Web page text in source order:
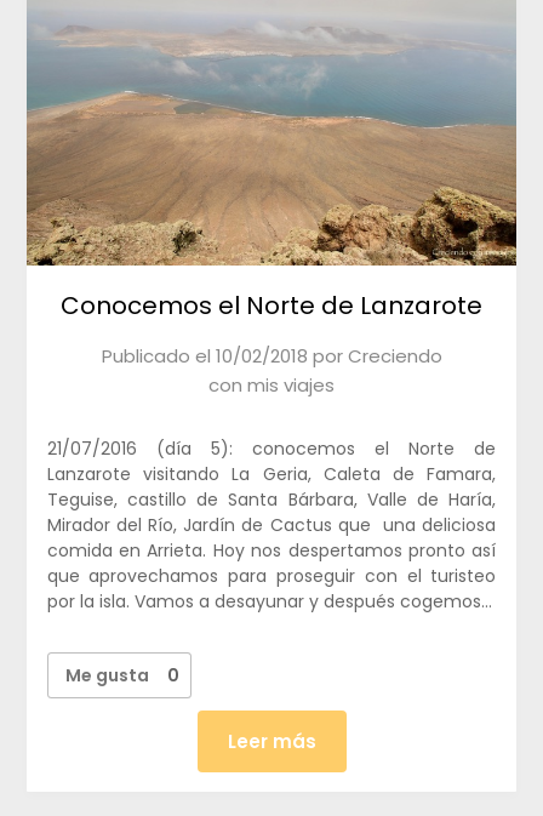
Conocemos el Norte de Lanzarote
Publicado el 10/02/2018 porCreciendo
con mis viajes
21/07/2016 (día 5): conocemos el Norte de
Lanzarote visitando La Geria, Caleta de Famara,
Teguise, castillo de Santa Bárbara, Valle de Haría,
Mirador del Río, Jardín de Cactus que una deliciosa
comida en Arrieta. Hoy nos despertamos pronto así
que aprovechamos para proseguir con el turisteo
por la isla. Vamos a desayunar y después cogemos…
Me gusta 0
Leer más